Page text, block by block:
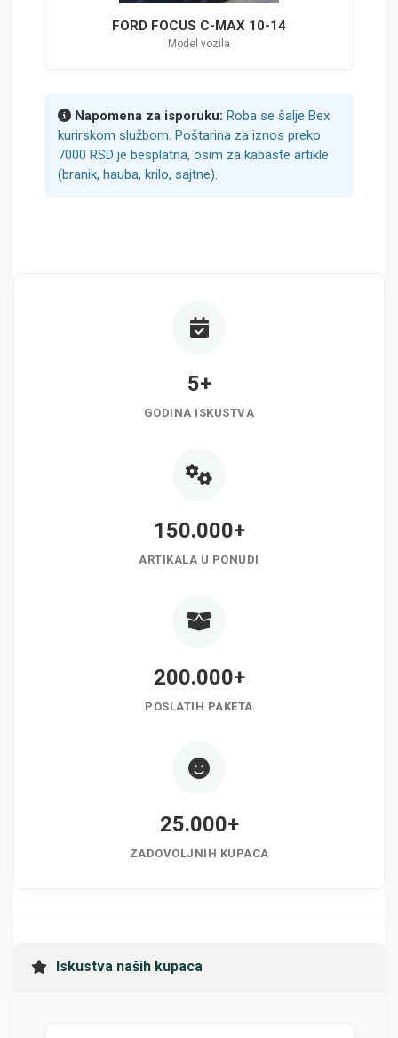
FORD FOCUS C-MAX 10-14
Model vozila
Napomena za isporuku: Roba se šalje Bex
kurirskom službom. Poštarina za iznos preko
7000 RSD je besplatna, osim za kabaste artikle
(branik, hauba, krilo, sajtne).
5+
GODINA ISKUSTVA
150.000+
ARTIKALA U PONUDI
200.000+
POSLATIH PAKETA
25.000+
ZADOVOLJNIH KUPACA
Iskustva naših kupaca